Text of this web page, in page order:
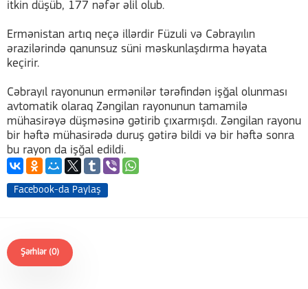
itkin düşüb, 177 nəfər əlil olub.
Ermənistan artıq neçə illərdir Füzuli və Cəbrayılın
ərazilərində qanunsuz süni məskunlaşdırma həyata
keçirir.
Cəbrayıl rayonunun ermənilər tərəfindən işğal olunması
avtomatik olaraq Zəngilan rayonunun tamamilə
mühasirəyə düşməsinə gətirib çıxarmışdı. Zəngilan rayonu
bir həftə mühasirədə duruş gətirə bildi və bir həftə sonra
bu rayon da işğal edildi.
Facebook-da Paylaş
Şərhlər (0)